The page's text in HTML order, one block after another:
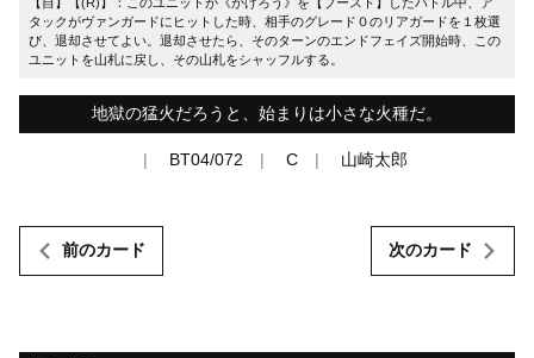
タックがヴァンガードにヒットした時、相手のグレード０のリアガードを１枚選
び、退却させてよい。退却させたら、そのターンのエンドフェイズ開始時、この
ユニットを山札に戻し、その山札をシャッフルする。
地獄の猛火だろうと、始まりは小さな火種だ。
BT04/072 C 山崎太郎
前のカード 次のカード